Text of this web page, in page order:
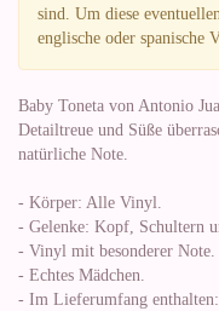
sind. Um diese
englische oder spanische
Baby Toneta von Antonio
Detailtreue und Süße
natürliche Note.
- Körper: Alle Vinyl.
- Gelenke: Kopf, Schultern
- Vinyl mit besonderer Note.
- Echtes Mädchen.
- Im Lieferumfang